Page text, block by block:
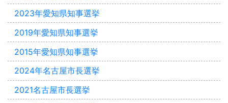
2023年愛知県知事選挙
2019年愛知県知事選挙
2015年愛知県知事選挙
2024年名古屋市長選挙
2021名古屋市長選挙